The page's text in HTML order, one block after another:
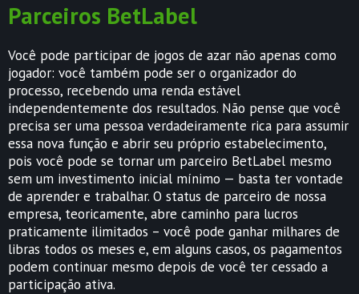
Parceiros BetLabel
Você pode participar de jogos de azar não apenas como
jogador: você também pode ser o organizador do
processo, recebendo uma renda estável
independentemente dos resultados. Não pense que você
precisa ser uma pessoa verdadeiramente rica para assumir
essa nova função e abrir seu próprio estabelecimento,
pois você pode se tornar um parceiro BetLabel mesmo
sem um investimento inicial mínimo — basta ter vontade
de aprender e trabalhar. O status de parceiro de nossa
empresa, teoricamente, abre caminho para lucros
praticamente ilimitados – você pode ganhar milhares de
libras todos os meses e, em alguns casos, os pagamentos
podem continuar mesmo depois de você ter cessado a
participação ativa.